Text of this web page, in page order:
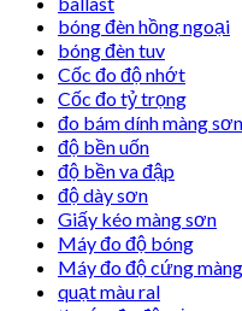
bóng đèn hồng ngoại
bóng đèn tuv
Cốc đo độ nhớt
Cốc đo tỷ trọng
đo bám dính màng sơn
độ bền uốn
độ bền va đập
độ dày sơn
Giấy kéo màng sơn
Máy đo độ bóng
Máy đo độ cứng
quạt màu ral